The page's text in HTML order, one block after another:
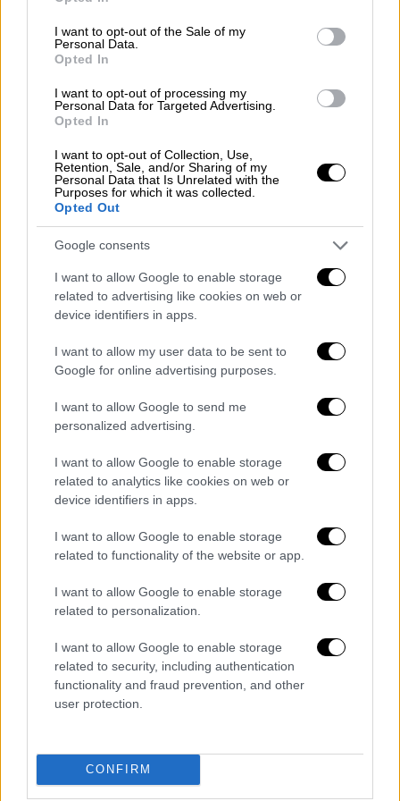
use your data for below specified purposes in below Google
consent section.
I want to opt-out of the Sale of my
Personal Data.
Opted In
I want to opt-out of processing my
Personal Data for Targeted Advertising.
Opted In
I want to opt-out of Collection, Use,
Retention, Sale, and/or Sharing of my
Personal Data that Is Unrelated with the
Purposes for which it was collected.
Opted Out
Google consents
I want to allow Google to enable storage
related to advertising like cookies on web or
device identifiers in apps.
I want to allow my user data to be sent to
Google for online advertising purposes.
I want to allow Google to send me
personalized advertising.
I want to allow Google to enable storage
related to analytics like cookies on web or
device identifiers in apps.
I want to allow Google to enable storage
related to functionality of the website or app.
I want to allow Google to enable storage
related to personalization.
I want to allow Google to enable storage
related to security, including authentication
functionality and fraud prevention, and other
user protection.
CONFIRM
παρουσιάσει νέα μουσική, κάτι που δεν έχει
ακόμη ολοκληρωθεί. «
μουσική και δεν έχω τον χρόνο να την
τελειώσω πριν ξεκινήσει η περιοδεία. Δεν
είμαστε ακόμα έτοιμοι, οπότε παίρνω την
απόφαση να τη μεταθέσω», σημείωσε,
ζητώντας παράλληλα συγγνώμη από όσους
είχαν προγραμματίσει να παρακολουθήσουν
τις συναυλίες.
Post Malone has cancelled the first
three weeks of his tour:
“I promised y'all beautiful people new
music, and I don't have the time to
finish it before tour starts. We ain't
ready for tour just yet, so I'm making
the decision to push the tour back
about 3 weeks to get this…
pic.twitter.com/bySb56PlgJ
— Pop Crave (@PopCrave)
2026
Παρά την αναστάτωση, ο Post Malone
εμφανίστηκε αισιόδοξος, αποκαλύπτοντας
εργάζεται πάνω σε νέο υλικό για ένα
διπλό άλμπουμ, το οποίο όπως ανέφερε θα
περιλαμβάνει «πολύ δυνατή μουσική»
Παράλληλα, διαβεβαίωσε τους θαυμαστές
του ότι ανυπομονεί να επιστρέψει στη σκηνή
Κλείνοντας το μήνυμά του, έκανε και μια